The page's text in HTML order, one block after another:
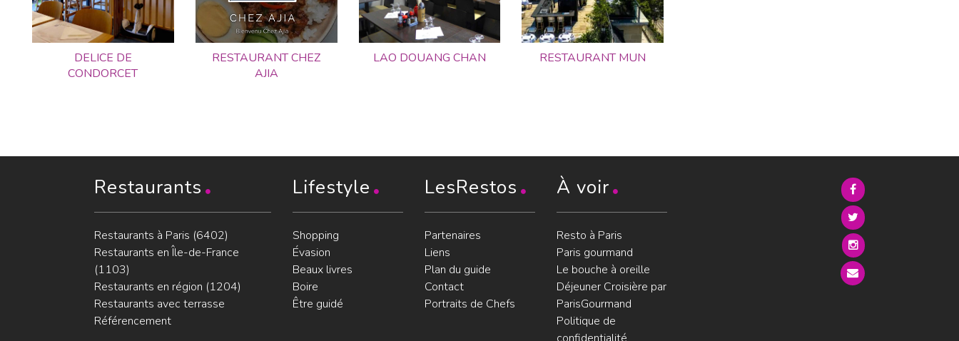
DELICE DE
CONDORCET
RESTAURANT CHEZ
AJIA
LAO DOUANG CHAN RESTAURANT MUN
Restaurants
Restaurants à Paris (6402)
Restaurants en Île-de-France
(1103)
Restaurants en région (1204)
Restaurants avec terrasse
Référencement
Lifestyle
Shopping
Évasion
Beaux livres
Boire
Être guidé
LesRestos
Partenaires
Liens
Plan du guide
Contact
Portraits de Chefs
À voir
Resto à Paris
Paris gourmand
Le bouche à oreille
Déjeuner Croisière par
ParisGourmand
Politique de